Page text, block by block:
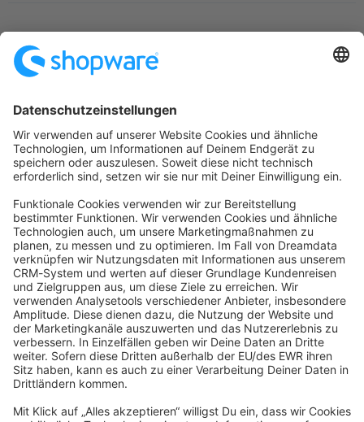
Angetrieben vonDiscourse, beste Erfahrung mit aktiviertem
community@shopware.com
Company
Press
Jobs
Newsletter